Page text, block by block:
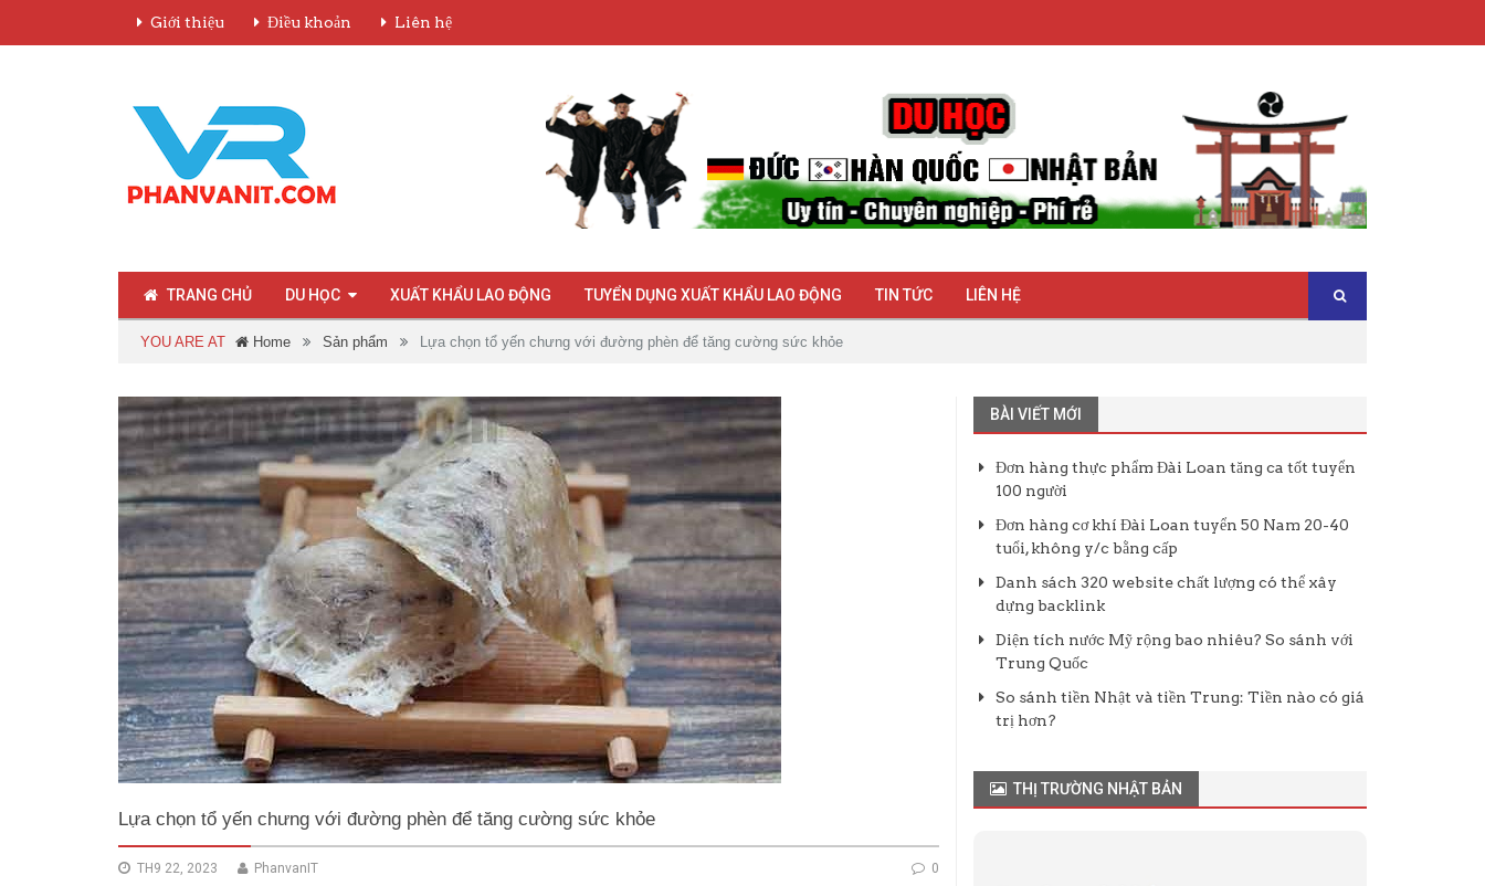
Giới thiệu Điều khoản Liên hệ
TRANG CHỦ DU HỌC XUẤT KHẨU LAO ĐỘNG TUYỂN DỤNG XUẤT KHẨU LAO ĐỘNG TIN TỨC LIÊN HỆ
YOU ARE AT Home Sản phẩm Lựa chọn tổ yến chưng với đường phèn để tăng cường sức khỏe
Lựa chọn tổ yến chưng với đường phèn để tăng cường sức khỏe
TH9 22, 2023 0
PhanvanIT
BÀI VIẾT MỚI
Đơn hàng thực phẩm Đài Loan tăng ca tốt tuyển
100 người
Đơn hàng cơ khí Đài Loan tuyển 50 Nam 20-40
tuổi, không y/c bằng cấp
Danh sách 320 website chất lượng có thể xây
dựng backlink
Diện tích nước Mỹ rộng bao nhiêu? So sánh với
Trung Quốc
So sánh tiền Nhật và tiền Trung: Tiền nào có giá
trị hơn?
THỊ TRƯỜNG NHẬT BẢN